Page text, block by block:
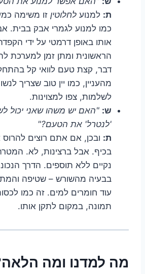
ת: למנוע לחלוטין זו משימה
כמו למנוע לגמרי אבק בבית.
אותו באופן דרמטי על ידי
הראשונית ומתן זמן למערכת
דבר, קצת טעם לוואי קל
מהעניין, כמו יין טוב שצריך
לשלמות, צפו למצוינות.
ש: "האם יש משהו שאני יכול
'לנטרל' את הטעם?"
ת: ובכן, אם אתם רוצים
בכיף. אבל ברצינות, לא.
נקיים ללא תוספים. הדרך
בבעיה מהשורש – שטיפה
עוד חומרים למים. זה כמו
תמונה, במקום לתקן אותו.
מה למדנו ומה